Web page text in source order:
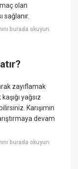
olan
sağlanır.
burada okuyun:
zayıflamak
yağsız
Karışımın
devam
burada okuyun: